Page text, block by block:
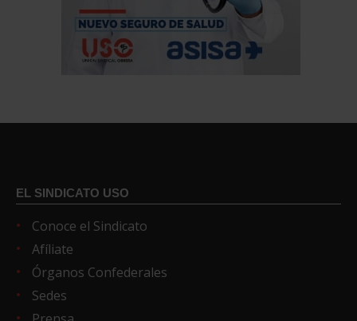
EL SINDICATO USO
Conoce el Sindicato
Afíliate
Órganos Confederales
Sedes